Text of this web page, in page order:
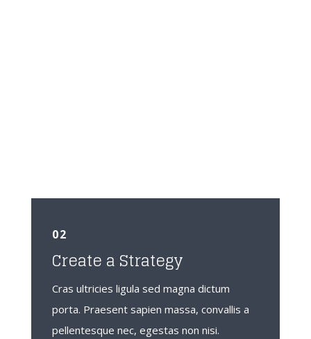
02
Create a Strategy
Cras ultricies ligula sed magna dictum
porta. Praesent sapien massa, convallis a
pellentesque nec, egestas non nisi.